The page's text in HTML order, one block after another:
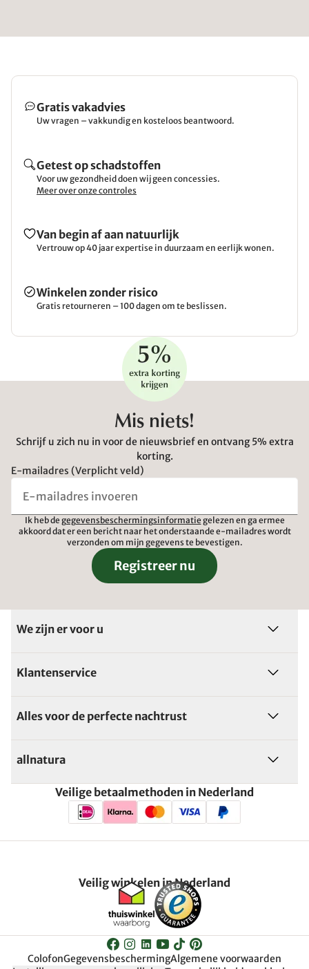
Gratis vakadvies
Uw vragen – vakkundig en kosteloos beantwoord.
Getest op schadstoffen
Voor uw gezondheid doen wij geen concessies.
Meer over onze controles
Van begin af aan natuurlijk
Vertrouw op 40 jaar expertise in duurzaam en eerlijk wonen.
Winkelen zonder risico
Gratis retourneren – 100 dagen om te beslissen.
Mis niets!
Schrijf u zich nu in voor de nieuwsbrief en ontvang 5% extra
korting.
E-mailadres (Verplicht veld)
Ik heb de gegevensbeschermingsinformatie gelezen en ga ermee
akkoord dat er een bericht naar het onderstaande e-mailadres wordt
verzonden om mijn gegevens te bevestigen.
Registreer nu
We zijn er voor u
Klantenservice
Alles voor de perfecte nachtrust
allnatura
Veilige betaalmethoden in Nederland
Veilig winkelen in Nederland
ColofonGegevensbeschermingAlgemene voorwaarden